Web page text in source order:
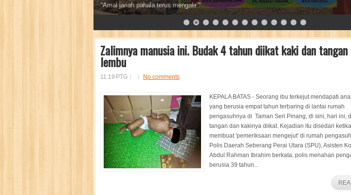
Sebaik baik sedekah adalah sedekah air
7 11
Zalimnya manusia ini. Budak 4 tahun diikat kaki dan
lembu
11:19 PTG No comments
KEPALA BATAS - Seorang ibu terkejut mendapati
yang berusia empat tahun terbaring di lantai rumah
pengasuhnya di Taman Seri Pinang, di sini, hari ini,
tangan dan kakinya diikat. Kejadian itu disedari
membuat 'pemeriksaan mengejut' di rumah
Polis Daerah Seberang Perai Utara (SPU), Asisten
Abdul Rahman Ibrahim berkata, polis menahan
berusia 39 tahun...